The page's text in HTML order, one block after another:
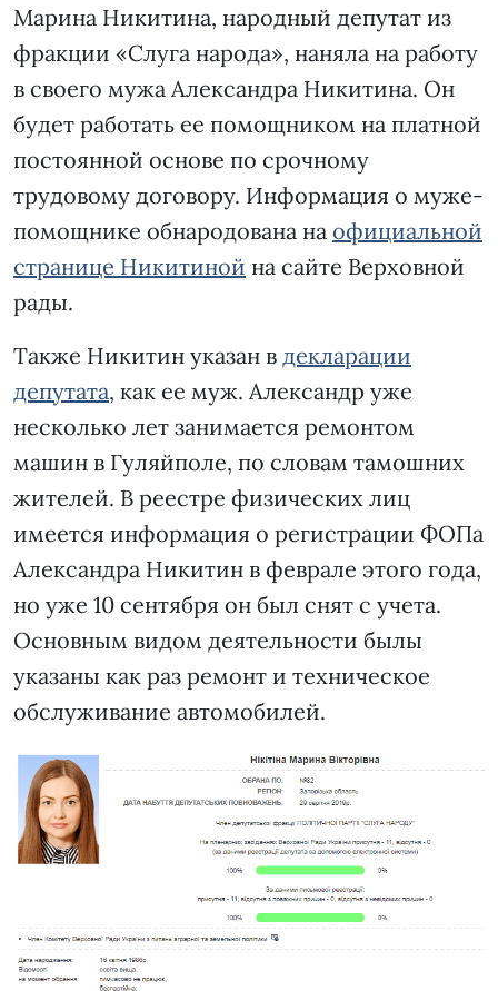
Марина Никитина, народный депутат из
фракции «Слуга народа», наняла на работу
в своего мужа Александра Никитина. Он
будет работать ее помощником на платной
постоянной основе по срочному
трудовому договору. Информация о муже-
помощнике обнародована на официальной
странице Никитиной на сайте Верховной
рады.
Также Никитин указан в декларации
депутата, как ее муж. Александр уже
несколько лет занимается ремонтом
машин в Гуляйполе, по словам тамошних
жителей. В реестре физических лиц
имеется информация о регистрации ФОПа
Александра Никитин в феврале этого года,
но уже 10 сентября он был снят с учета.
Основным видом деятельности былы
указаны как раз ремонт и техническое
обслуживание автомобилей.